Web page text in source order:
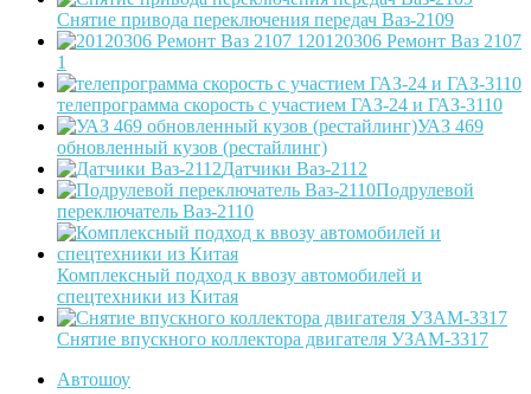
Снятие привода переключения передач Ваз-2109
20120306 Ремонт Ваз 2107
1
телепрограмма скорость с участием ГАЗ-24 и ГАЗ-3110
УАЗ 469
обновленный кузов (рестайлинг)
Датчики Ваз-2112
Подрулевой
переключатель Ваз-2110
Комплексный подход к ввозу автомобилей и
спецтехники из Китая
Снятие впускного коллектора двигателя УЗАМ-3317
Автошоу